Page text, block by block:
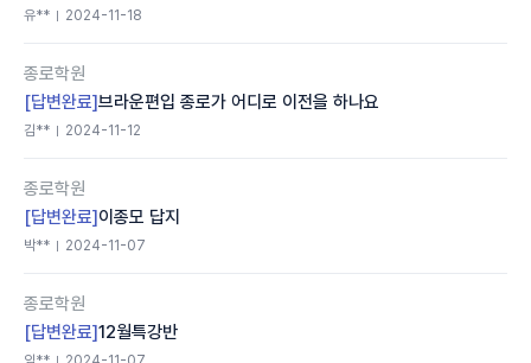
유** 2024-11-18
종로학원
[답변완료]브라운편입 종로가 어디로 이전을 하나요
김** 2024-11-12
종로학원
[답변완료] 이종모 답지
박** 2024-11-07
종로학원
[답변완료]12월특강반